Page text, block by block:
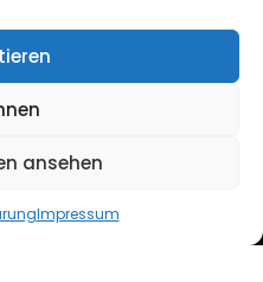
ansehen
Impressum
All Rights Reserved.